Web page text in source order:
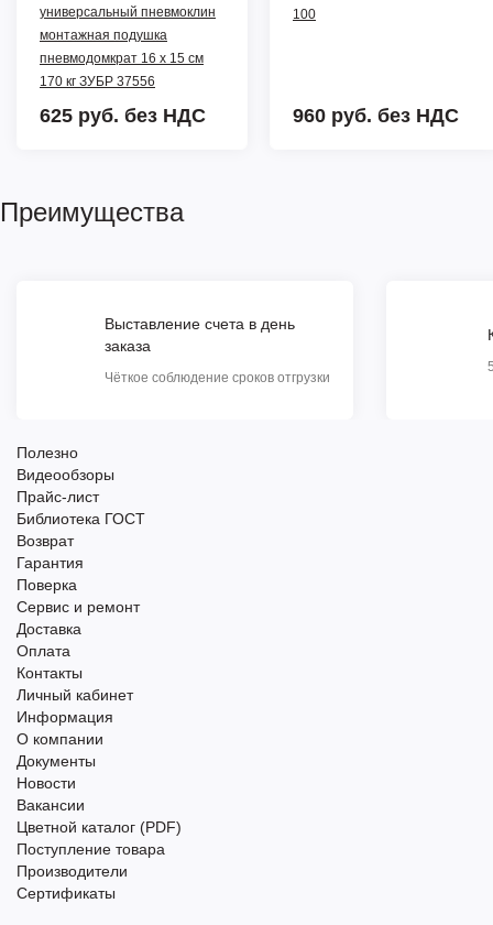
универсальный пневмоклин
монтажная подушка
пневмодомкрат 16 x 15 см
170 кг ЗУБР 37556
625 руб. без НДС
100
960 руб. без НДС
Преимущества
Выставление счета в день
заказа
Чёткое соблюдение сроков отгрузки
Полезно
Видеообзоры
Прайс-лист
Библиотека ГОСТ
Возврат
Гарантия
Поверка
Сервис и ремонт
Доставка
Оплата
Контакты
Личный кабинет
Информация
О компании
Документы
Новости
Вакансии
Цветной каталог (PDF)
Поступление товара
Производители
Сертификаты